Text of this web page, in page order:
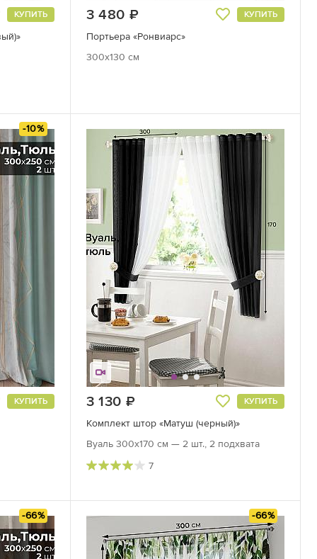
КУПИТЬ 3 480 КУПИТЬ
Портьера «Ронвиарс»
300x130 см
-10%
КУПИТЬ 3 130 КУПИТЬ
Комплект штор «Матуш (черный)»
Вуаль 300х170 см — 2 шт., 2 подхвата
7
-66% -66%